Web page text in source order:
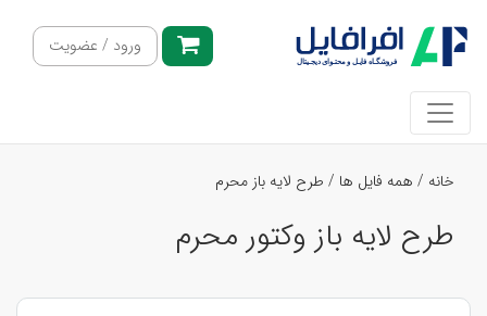
ورود / عضویت
خانه / همه فایل ها / طرح لایه باز محرم
طرح لایه باز وکتور محرم